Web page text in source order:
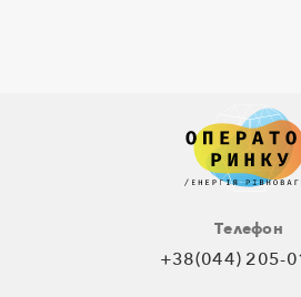
Телефон
+38(044) 205-